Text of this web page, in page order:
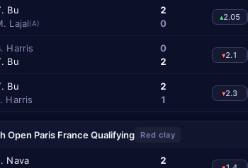
Bu
Lajal(A)
2
0
▴2.05
Harris
Bu
0
2
▾2.1
Bu
Harris
2
1
▾2.3
Open Paris France Qualifying Red clay
Nava
2